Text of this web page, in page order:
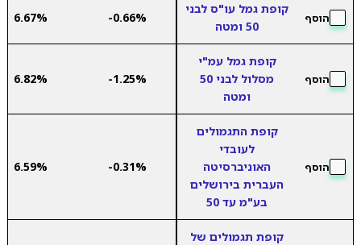
הוסף
קופת גמל עו"ס לבני
50 ומטה
-0.66%
6.67%
הוסף
קופת גמל עמ"י
מסלול לבני 50
ומטה
-1.25%
6.82%
הוסף
קופת התגמולים
לעובדי
האוניברסיטה
העברית בירושלים
בע"מ עד 50
-0.31%
6.59%
קופת תגמולים של